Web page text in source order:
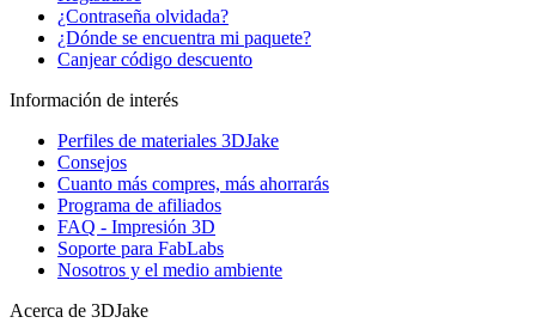
¿Contraseña olvidada?
¿Dónde se encuentra mi paquete?
Canjear código descuento
Información de interés
Perfiles de materiales 3DJake
Consejos
Cuanto más compres, más ahorrarás
Programa de afiliados
FAQ - Impresión 3D
Soporte para FabLabs
Nosotros y el medio ambiente
Acerca de 3DJake